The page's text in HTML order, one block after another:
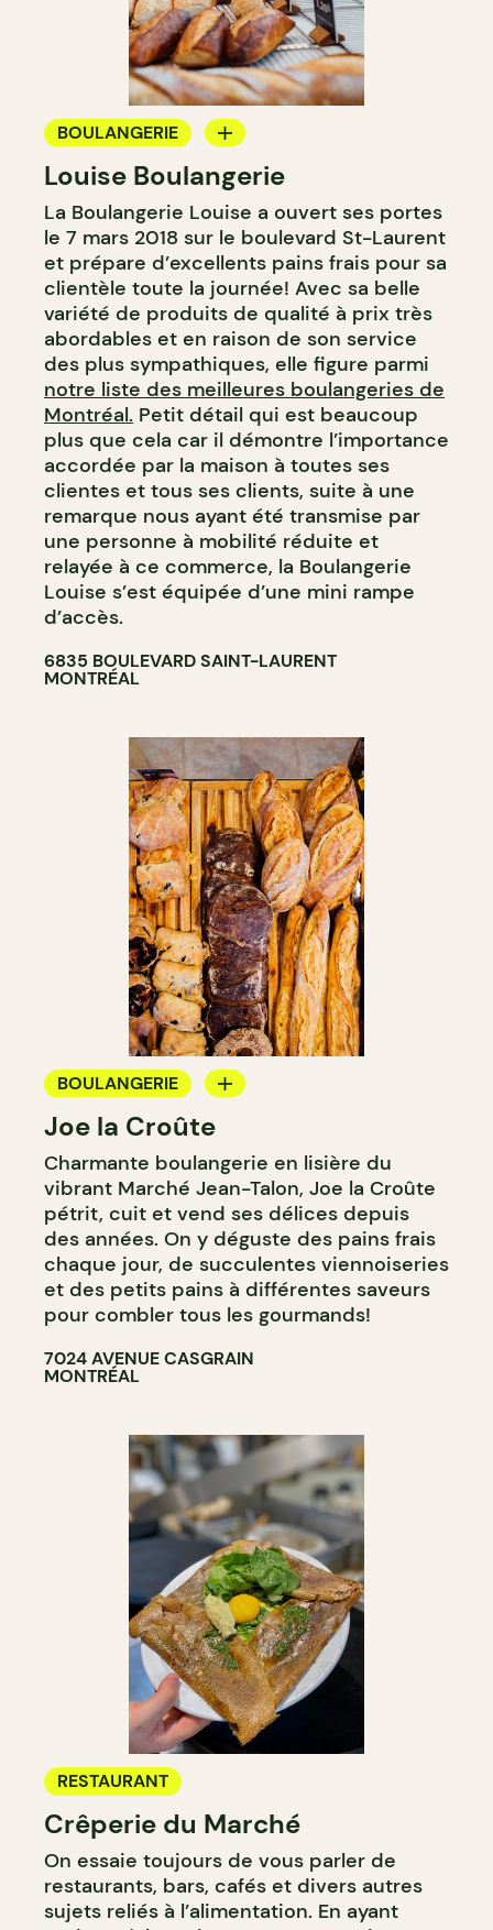
BOULANGERIE
COMPTOIR
Louise Boulangerie
La Boulangerie Louise a ouvert ses portes
le 7 mars 2018 sur le boulevard St-Laurent
et prépare d’excellents pains frais pour sa
clientèle toute la journée! Avec sa belle
variété de produits de qualité à prix très
abordables et en raison de son service
des plus sympathiques, elle figure parmi
notre liste des meilleures boulangeries de
Montréal. Petit détail qui est beaucoup
plus que cela car il démontre l’importance
accordée par la maison à toutes ses
clientes et tous ses clients, suite à une
remarque nous ayant été transmise par
une personne à mobilité réduite et
relayée à ce commerce, la Boulangerie
Louise s’est équipée d’une mini rampe
d’accès.
6835 BOULEVARD SAINT-LAURENT
MONTRÉAL
BOULANGERIE
COMPTOIR
Joe la Croûte
Charmante boulangerie en lisière du
vibrant Marché Jean-Talon, Joe la Croûte
pétrit, cuit et vend ses délices depuis
des années. On y déguste des pains frais
chaque jour, de succulentes viennoiseries
et des petits pains à différentes saveurs
pour combler tous les gourmands!
7024 AVENUE CASGRAIN
MONTRÉAL
RESTAURANT
Crêperie du Marché
On essaie toujours de vous parler de
restaurants, bars, cafés et divers autres
sujets reliés à l’alimentation. En ayant